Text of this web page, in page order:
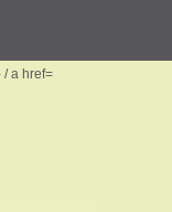
/ a href=